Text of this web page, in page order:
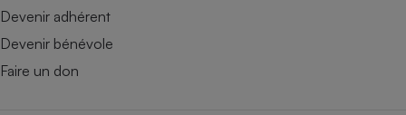
Devenir adhérent
Devenir bénévole
Faire un don